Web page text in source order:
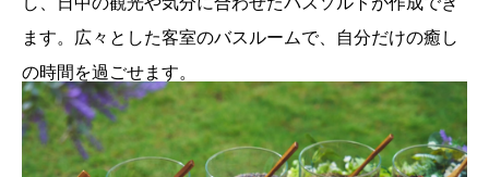
ます。広々とした客室のバスルームで、自分だけの癒し
の時間を過ごせます。